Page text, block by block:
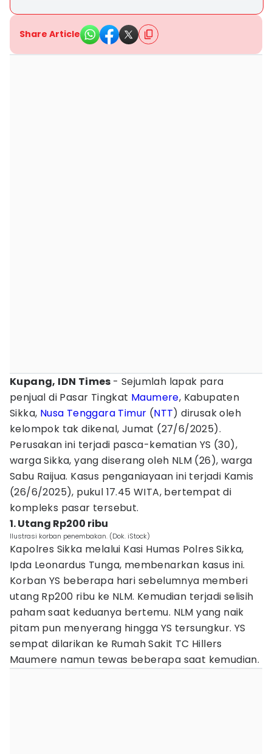
Share Article
Kupang, IDN Times - Sejumlah lapak para
penjual di Pasar Tingkat Maumere, Kabupaten
Sikka, Nusa Tenggara Timur (NTT) dirusak oleh
kelompok tak dikenal, Jumat (27/6/2025).
Perusakan ini terjadi pasca-kematian YS (30),
warga Sikka, yang diserang oleh NLM (26), warga
Sabu Raijua. Kasus penganiayaan ini terjadi Kamis
(26/6/2025), pukul 17.45 WITA, bertempat di
kompleks pasar tersebut.
1. Utang Rp200 ribu
Ilustrasi korban penembakan. (Dok. iStock)
Kapolres Sikka melalui Kasi Humas Polres Sikka,
Ipda Leonardus Tunga, membenarkan kasus ini.
Korban YS beberapa hari sebelumnya memberi
utang Rp200 ribu ke NLM. Kemudian terjadi selisih
paham saat keduanya bertemu. NLM yang naik
pitam pun menyerang hingga YS tersungkur. YS
sempat dilarikan ke Rumah Sakit TC Hillers
Maumere namun tewas beberapa saat kemudian.